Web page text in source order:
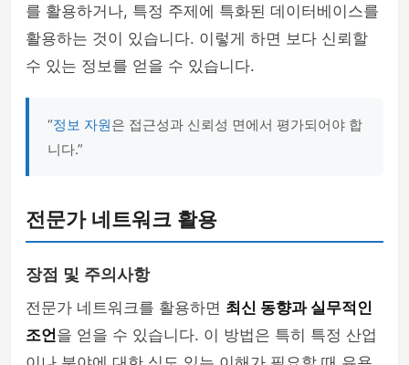
를 활용하거나, 특정 주제에 특화된 데이터베이스를
활용하는 것이 있습니다. 이렇게 하면 보다 신뢰할
수 있는 정보를 얻을 수 있습니다.
“정보 자원은 접근성과 신뢰성 면에서 평가되어야 합
니다.”
전문가 네트워크 활용
장점 및 주의사항
전문가 네트워크를 활용하면 최신 동향과 실무적인
조언을 얻을 수 있습니다. 이 방법은 특히 특정 산업